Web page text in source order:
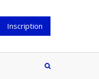
Inscription